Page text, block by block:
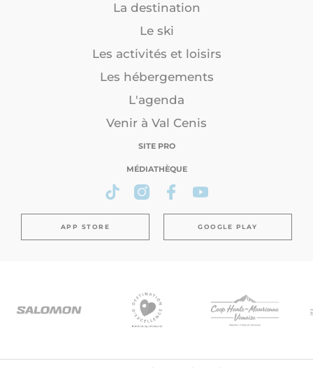
La destination
Le ski
Les activités et loisirs
Les hébergements
L'agenda
Venir à Val Cenis
SITE PRO
MÉDIATHÈQUE
APP STORE GOOGLE PLAY